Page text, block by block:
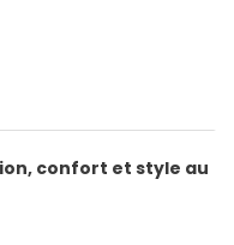
confort et style au